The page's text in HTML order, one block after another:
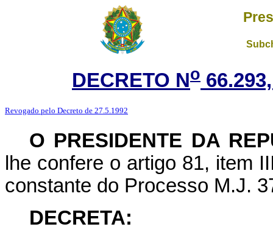
DECRETO No
Revogado pelo Decreto de 27.5.1992
O PRESIDENTE DA
lhe confere o artigo 81, item
constante do Processo M.J.
DECRETA: